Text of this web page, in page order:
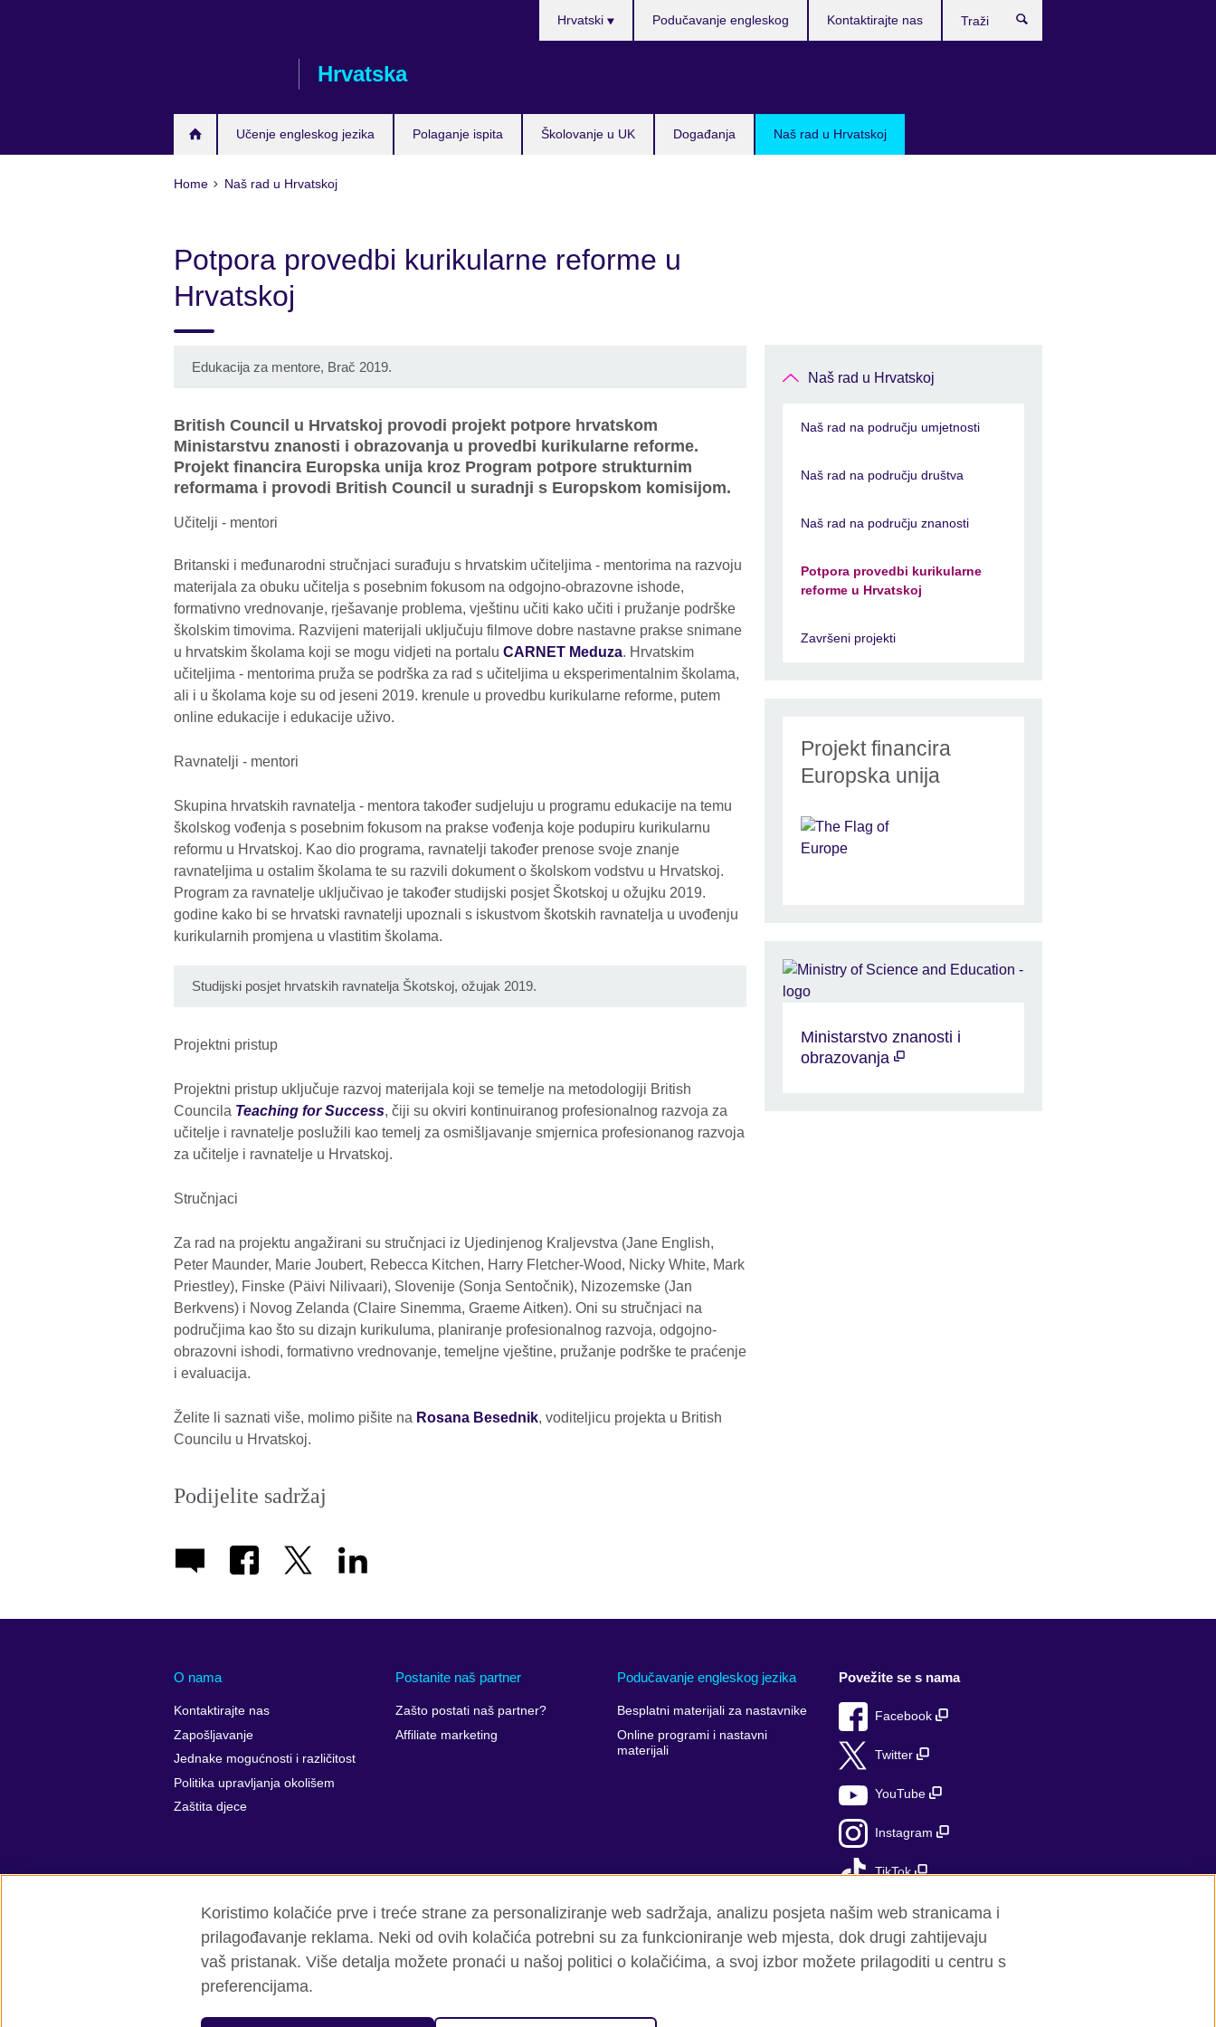
Hrvatska
Učenje engleskog jezika Polaganje ispita Školovanje u UK Događanja Naš rad u Hrvatskoj
Hrvatski Podučavanje engleskog Kontaktirajte nas
Home Naš rad u Hrvatskoj
Potpora provedbi kurikularne reforme u
Hrvatskoj
Edukacija za mentore, Brač 2019.
British Council u Hrvatskoj provodi projekt potpore hrvatskom
Ministarstvu znanosti i obrazovanja u provedbi kurikularne reforme.
Projekt financira Europska unija kroz Program potpore strukturnim
reformama i provodi British Council u suradnji s Europskom komisijom.
Učitelji - mentori
Britanski i međunarodni stručnjaci surađuju s hrvatskim učiteljima - mentorima na razvoju
materijala za obuku učitelja s posebnim fokusom na odgojno-obrazovne ishode,
formativno vrednovanje, rješavanje problema, vještinu učiti kako učiti i pružanje podrške
školskim timovima. Razvijeni materijali uključuju filmove dobre nastavne prakse snimane
u hrvatskim školama koji se mogu vidjeti na portalu CARNET Meduza. Hrvatskim
učiteljima - mentorima pruža se podrška za rad s učiteljima u eksperimentalnim školama,
ali i u školama koje su od jeseni 2019. krenule u provedbu kurikularne reforme, putem
online edukacije i edukacije uživo.
Ravnatelji - mentori
Skupina hrvatskih ravnatelja - mentora također sudjeluju u programu edukacije na temu
školskog vođenja s posebnim fokusom na prakse vođenja koje podupiru kurikularnu
reformu u Hrvatskoj. Kao dio programa, ravnatelji također prenose svoje znanje
ravnateljima u ostalim školama te su razvili dokument o školskom vodstvu u Hrvatskoj.
Program za ravnatelje uključivao je također studijski posjet Škotskoj u ožujku 2019.
godine kako bi se hrvatski ravnatelji upoznali s iskustvom škotskih ravnatelja u uvođenju
kurikularnih promjena u vlastitim školama.
Studijski posjet hrvatskih ravnatelja Škotskoj, ožujak 2019.
Projektni pristup
Projektni pristup uključuje razvoj materijala koji se temelje na metodologiji British
Councila Teaching for Success, čiji su okviri kontinuiranog profesionalnog razvoja za
učitelje i ravnatelje poslužili kao temelj za osmišljavanje smjernica profesionanog razvoja
za učitelje i ravnatelje u Hrvatskoj.
Stručnjaci
Za rad na projektu angažirani su stručnjaci iz Ujedinjenog Kraljevstva (Jane English,
Peter Maunder, Marie Joubert, Rebecca Kitchen, Harry Fletcher-Wood, Nicky White, Mark
Priestley), Finske (Päivi Nilivaari), Slovenije (Sonja Sentočnik), Nizozemske (Jan
Berkvens) i Novog Zelanda (Claire Sinemma, Graeme Aitken). Oni su stručnjaci na
područjima kao što su dizajn kurikuluma, planiranje profesionalnog razvoja, odgojno-
obrazovni ishodi, formativno vrednovanje, temeljne vještine, pružanje podrške te praćenje
i evaluacija.
Želite li saznati više, molimo pišite na Rosana Besednik, voditeljicu projekta u British
Councilu u Hrvatskoj.
Podijelite sadržaj
Naš rad u Hrvatskoj
Naš rad na području umjetnosti
Naš rad na području društva
Naš rad na području znanosti
Potpora provedbi kurikularne
reforme u Hrvatskoj
Završeni projekti
Projekt financira
Europska unija
Ministarstvo znanosti i
obrazovanja
O nama
Kontaktirajte nas
Zapošljavanje
Jednake mogućnosti i različitost
Politika upravljanja okolišem
Zaštita djece
Postanite naš partner
Zašto postati naš partner?
Affiliate marketing
Podučavanje engleskog jezika
Besplatni materijali za nastavnike
Online programi i nastavni
materijali
Povežite se s nama
Facebook
Twitter
YouTube
Instagram
TikTok
British Council Global Privatnost i uvjeti Kolačići Pregled stranica
Koristimo kolačiće prve i treće strane za personaliziranje web sadržaja, analizu posjeta našim web stranicama i
prilagođavanje reklama. Neki od ovih kolačića potrebni su za funkcioniranje web mjesta, dok drugi zahtijevaju
vaš pristanak. Više detalja možete pronaći u našoj politici o kolačićima, a svoj izbor možete prilagoditi u centru s
preferencijama.